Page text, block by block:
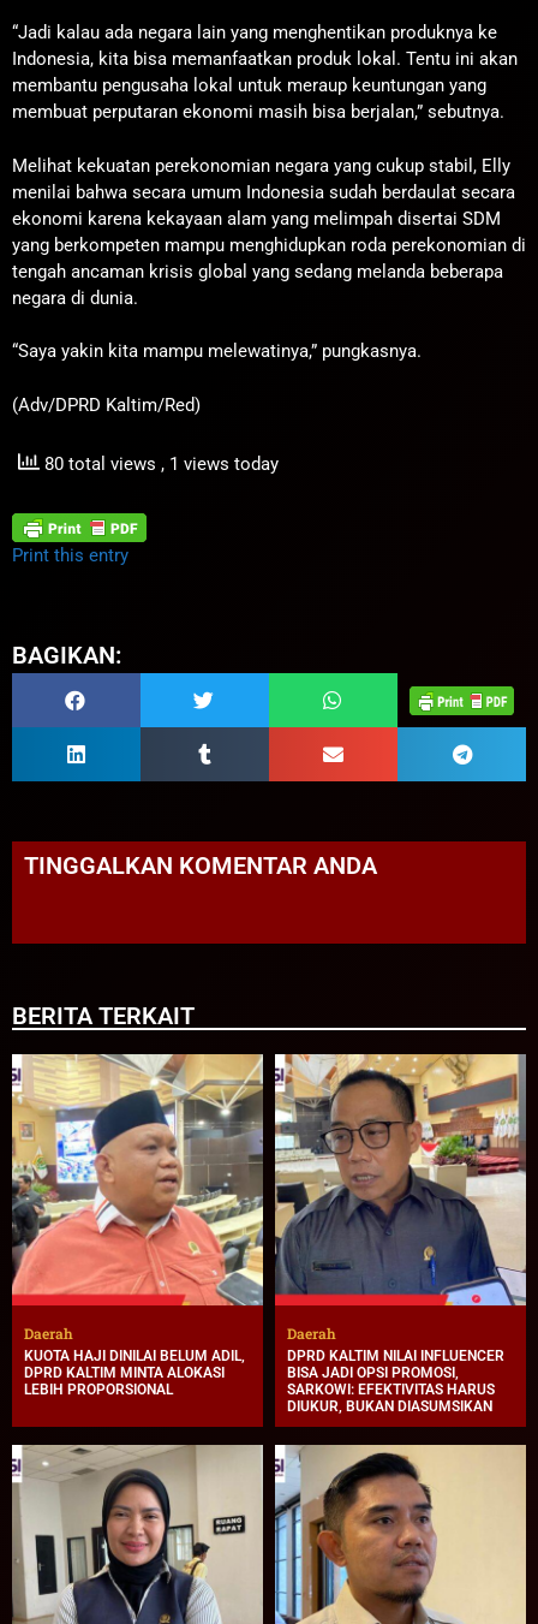
“Jadi kalau ada negara lain yang menghentikan produknya ke
Indonesia, kita bisa memanfaatkan produk lokal. Tentu ini akan
membantu pengusaha lokal untuk meraup keuntungan yang
membuat perputaran ekonomi masih bisa berjalan,” sebutnya.
Melihat kekuatan perekonomian negara yang cukup stabil, Elly
menilai bahwa secara umum Indonesia sudah berdaulat secara
ekonomi karena kekayaan alam yang melimpah disertai SDM
yang berkompeten mampu menghidupkan roda perekonomian di
tengah ancaman krisis global yang sedang melanda beberapa
negara di dunia.
“Saya yakin kita mampu melewatinya,” pungkasnya.
(Adv/DPRD Kaltim/Red)
80 total views , 1 views today
Print this entry
BAGIKAN:
TINGGALKAN KOMENTAR ANDA
BERITA TERKAIT
Daerah
KUOTA HAJI DINILAI BELUM ADIL,
DPRD KALTIM MINTA ALOKASI
LEBIH PROPORSIONAL
Daerah
DPRD KALTIM NILAI INFLUENCER
BISA JADI OPSI PROMOSI,
SARKOWI: EFEKTIVITAS HARUS
DIUKUR, BUKAN DIASUMSIKAN